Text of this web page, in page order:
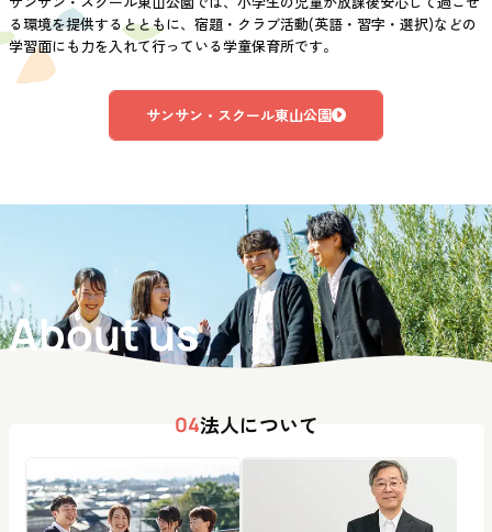
る環境を提供するとともに、宿題・クラブ活動(英語・習字・選択)などの
学習面にも力を入れて行っている学童保育所です。
サンサン・スクール東山公園
About us
04法人について